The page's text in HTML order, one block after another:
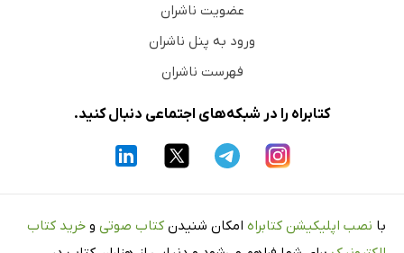
عضویت ناشران
ورود به پنل ناشران
فهرست ناشران
کتابراه را در شبکه‌های اجتماعی دنبال کنید.
با نصب اپلیکیشن کتابراه امکان شنیدن کتاب صوتی و خرید کتاب